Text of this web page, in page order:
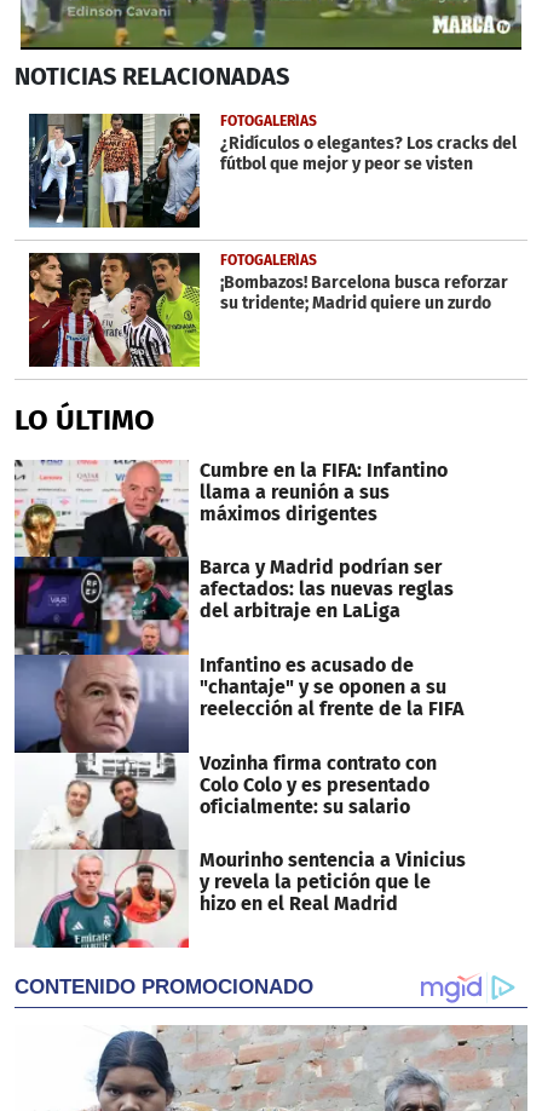
seconds
51
seconds
NOTICIAS RELACIONADAS
FOTOGALERÍAS
¿Ridículos o elegantes? Los cracks del
fútbol que mejor y peor se visten
FOTOGALERÍAS
¡Bombazos! Barcelona busca reforzar
su tridente; Madrid quiere un zurdo
LO ÚLTIMO
Cumbre en la FIFA: Infantino
llama a reunión a sus
máximos dirigentes
Barca y Madrid podrían ser
afectados: las nuevas reglas
del arbitraje en LaLiga
Infantino es acusado de
"chantaje" y se oponen a su
reelección al frente de la FIFA
Vozinha firma contrato con
Colo Colo y es presentado
oficialmente: su salario
Mourinho sentencia a Vinicius
y revela la petición que le
hizo en el Real Madrid